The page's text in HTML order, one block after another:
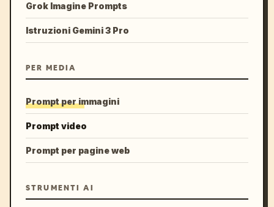
Grok Imagine Prompts
Istruzioni Gemini 3 Pro
PER MEDIA
Prompt per immagini
Prompt video
Prompt per pagine web
STRUMENTI AI